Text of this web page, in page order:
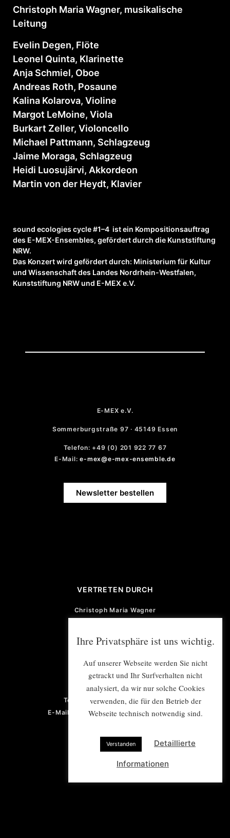
Christoph Maria Wagner, musikalische
Leitung
Evelin Degen, Flöte
Leonel Quinta, Klarinette
Anja Schmiel, Oboe
Andreas Roth, Posaune
Kalina Kolarova, Violine
Margot LeMoine, Viola
Burkart Zeller, Violoncello
Michael Pattmann, Schlagzeug
Jaime Moraga, Schlagzeug
Heidi Luosujärvi, Akkordeon
Martin von der Heydt, Klavier
sound ecologies cycle #1–4 ist ein Kompositionsauftrag
des E-MEX-Ensembles, gefördert durch die Kunststiftung
NRW.
Das Konzert wird gefördert durch: Ministerium für Kultur
und Wissenschaft des Landes Nordrhein-Westfalen,
Kunststiftung NRW und E-MEX e.V.
E-MEX e.V.
Sommerburgstraße 97 · 45149 Essen
Telefon: +49 (0) 201 922 77 67
E-Mail:e-mex@e-mex-ensemble.de
Newsletter bestellen
VERTRETEN DURCH
Christoph Maria Wagner
Michael Pattmann
GESCHÄFTSFÜHRUNG
Violetta von der Heydt
Telefon: +49 (0) 201 922 77 67
E-Mail: violetta.vonderheydt@e-mex.de
Ihre Privatsphäre ist uns wichtig.
Auf unserer Webseite werden Sie nicht
getrackt und Ihr Surfverhalten nicht
analysiert, da wir nur solche Cookies
verwenden, die für den Betrieb der
Webseite technisch notwendig sind.
Verstanden Detaillierte
Informationen